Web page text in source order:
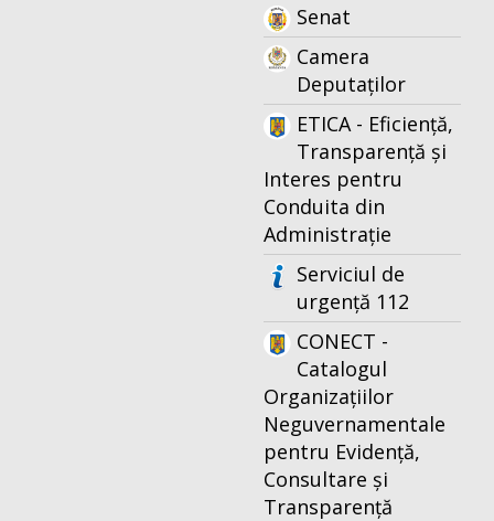
Senat
Camera
Deputaților
ETICA - Eficiență,
Transparență și
Interes pentru
Conduita din
Administrație
Serviciul de
urgență 112
CONECT -
Catalogul
Organizațiilor
Neguvernamentale
pentru Evidență,
Consultare și
Transparență